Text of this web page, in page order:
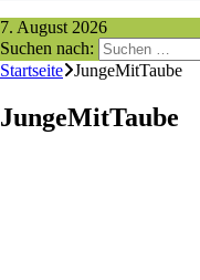
7. August 2026
Suchen nach:
Startseite JungeMitTaube
JungeMitTaube